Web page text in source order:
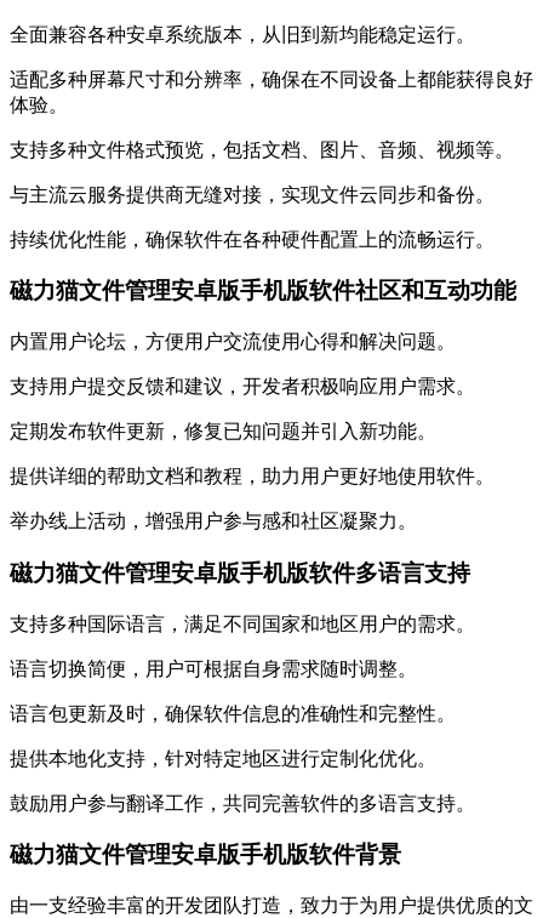
全面兼容各种安卓系统版本，从旧到新均能稳定运行。
适配多种屏幕尺寸和分辨率，确保在不同设备上都能获得良好
体验。
支持多种文件格式预览，包括文档、图片、音频、视频等。
与主流云服务提供商无缝对接，实现文件云同步和备份。
持续优化性能，确保软件在各种硬件配置上的流畅运行。
磁力猫文件管理安卓版手机版软件社区和互动功能
内置用户论坛，方便用户交流使用心得和解决问题。
支持用户提交反馈和建议，开发者积极响应用户需求。
定期发布软件更新，修复已知问题并引入新功能。
提供详细的帮助文档和教程，助力用户更好地使用软件。
举办线上活动，增强用户参与感和社区凝聚力。
磁力猫文件管理安卓版手机版软件多语言支持
支持多种国际语言，满足不同国家和地区用户的需求。
语言切换简便，用户可根据自身需求随时调整。
语言包更新及时，确保软件信息的准确性和完整性。
提供本地化支持，针对特定地区进行定制化优化。
鼓励用户参与翻译工作，共同完善软件的多语言支持。
磁力猫文件管理安卓版手机版软件背景
由一支经验丰富的开发团队打造，致力于为用户提供优质的文